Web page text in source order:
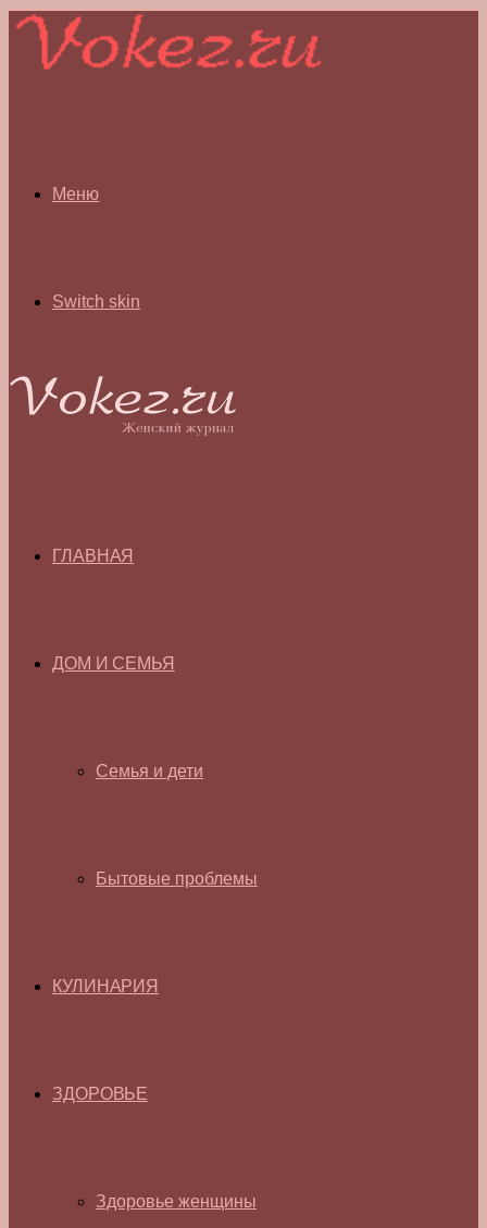
Меню
Switch skin
ГЛАВНАЯ
ДОМ И СЕМЬЯ
Семья и дети
Бытовые проблемы
КУЛИНАРИЯ
ЗДОРОВЬЕ
Здоровье женщины